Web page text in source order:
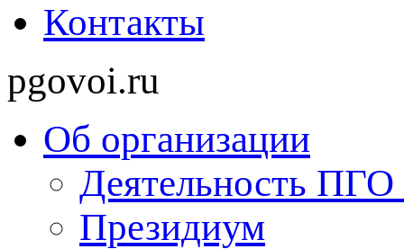
Контакты
pgovoi.ru
Об организации
Деятельность
Президиум